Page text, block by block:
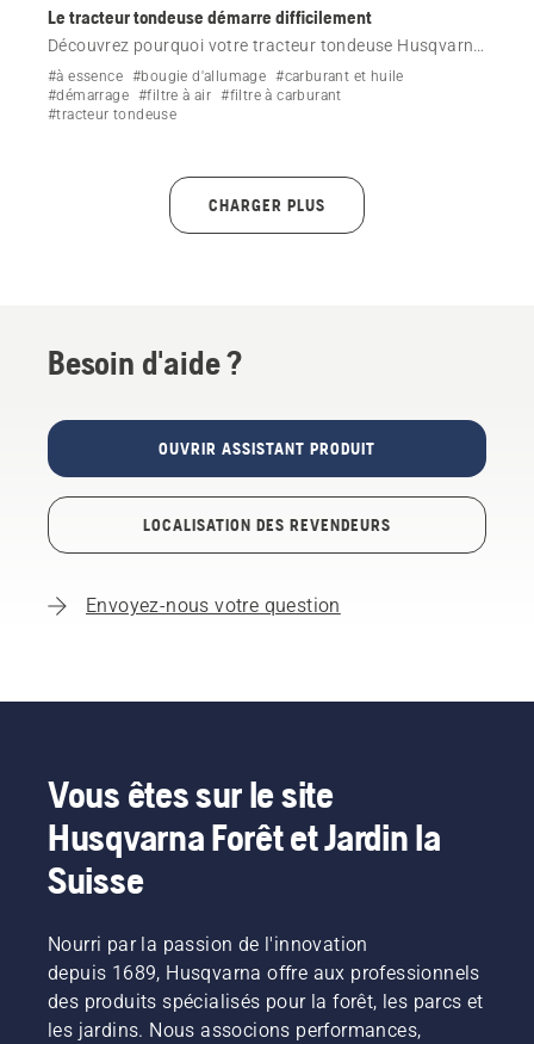
Le tracteur tondeuse démarre difficilement
Découvrez pourquoi votre tracteur tondeuse Husqvarna
démarre difficilement et comment résoudre ce
problème.
#à essence #bougie d'allumage #carburant et huile
#démarrage #filtre à air #filtre à carburant
#tracteur tondeuse
CHARGER PLUS
Besoin d'aide ?
OUVRIR ASSISTANT PRODUIT
LOCALISATION DES REVENDEURS
Envoyez-nous votre question
Vous êtes sur le site
Husqvarna Forêt et Jardin la
Suisse
Nourri par la passion de l'innovation
depuis 1689, Husqvarna offre aux professionnels
des produits spécialisés pour la forêt, les parcs et
les jardins. Nous associons performances,